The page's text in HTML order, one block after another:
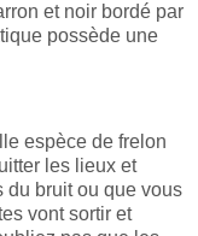
et noir bordé par
possède une
espèce de frelon
les lieux et
du bruit ou que vous
vont sortir et